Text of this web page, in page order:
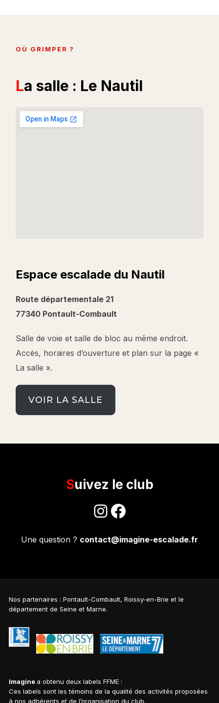
OÙ GRIMPER ?
La salle : Le Nautil
Espace escalade du Nautil
Route départementale 21
77340 Pontault-Combault
Salle de voie et salle de bloc au même endroit.
Accès, horaires d’ouverture et plan sur la page «
La salle ».
VOIR LA SALLE
Suivez le club
Instagram
Facebook
Une question ? contact@imagine-escalade.fr
Nos partenaires : Pontault-Combault, Roissy-en-Brie et le
département de Seine et Marne.
Imagine a obtenu deux labels FFME :
Ces labels sont les témoins de la qualité des activités proposées
à nos adhérents et de l’organisation du club.